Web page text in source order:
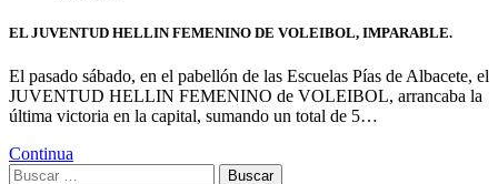
EL JUVENTUD HELLIN FEMENINO DE VOLEIBOL, IMPARABLE.
El pasado sábado, en el pabellón de las Escuelas Pías de Albacete, el
JUVENTUD HELLIN FEMENINO de VOLEIBOL, arrancaba la
última victoria en la capital, sumando un total de 5…
Continua
Buscar: